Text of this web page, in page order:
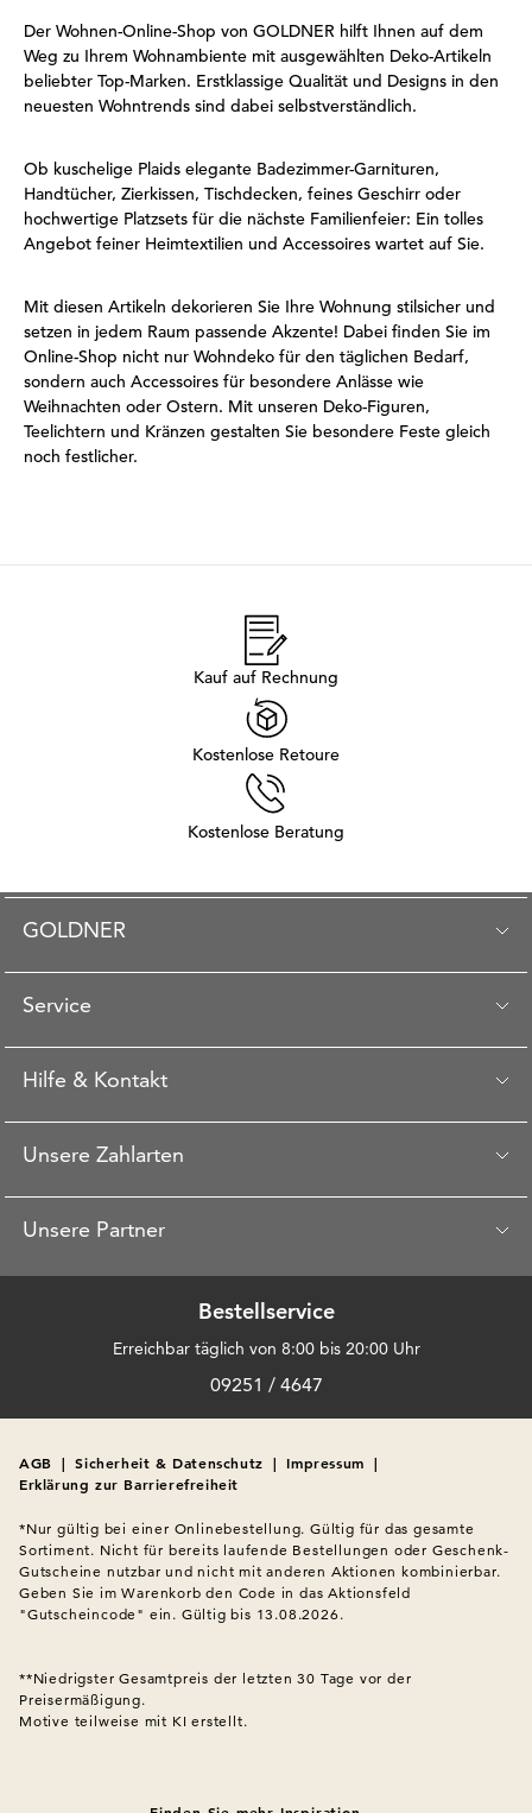
Der Wohnen-Online-Shop von GOLDNER hilft Ihnen auf dem
Weg zu Ihrem Wohnambiente mit ausgewählten Deko-Artikeln
beliebter Top-Marken. Erstklassige Qualität und Designs in den
neuesten Wohntrends sind dabei selbstverständlich.
Ob kuschelige Plaids elegante Badezimmer-Garnituren,
Handtücher, Zierkissen, Tischdecken, feines Geschirr oder
hochwertige Platzsets für die nächste Familienfeier: Ein tolles
Angebot feiner Heimtextilien und Accessoires wartet auf Sie.
Mit diesen Artikeln dekorieren Sie Ihre Wohnung stilsicher und
setzen in jedem Raum passende Akzente! Dabei finden Sie im
Online-Shop nicht nur Wohndeko für den täglichen Bedarf,
sondern auch Accessoires für besondere Anlässe wie
Weihnachten oder Ostern. Mit unseren Deko-Figuren,
Teelichtern und Kränzen gestalten Sie besondere Feste gleich
noch festlicher.
Kauf auf Rechnung
Kostenlose Retoure
Kostenlose Beratung
GOLDNER
Service
Hilfe & Kontakt
Unsere Zahlarten
Unsere Partner
Bestellservice
Erreichbar täglich von 8:00 bis 20:00 Uhr
09251 / 4647
AGB | Sicherheit & Datenschutz | Impressum |
Erklärung zur Barrierefreiheit
*Nur gültig bei einer Onlinebestellung. Gültig für das gesamte
Sortiment. Nicht für bereits laufende Bestellungen oder Geschenk-
Gutscheine nutzbar und nicht mit anderen Aktionen kombinierbar.
Geben Sie im Warenkorb den Code in das Aktionsfeld
"Gutscheincode" ein. Gültig bis 13.08.2026.
**Niedrigster Gesamtpreis der letzten 30 Tage vor der
Preisermäßigung.
Motive teilweise mit KI erstellt.